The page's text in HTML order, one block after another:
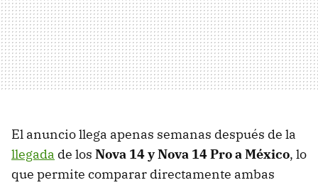
El anuncio llega apenas semanas después de la
llegada de los Nova 14 y Nova 14 Pro a México, lo
que permite comparar directamente ambas